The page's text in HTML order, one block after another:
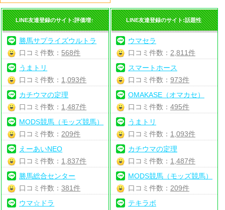
LINE友達登録のサイト:評価増↑
勝馬サプライズウルトラ
口コミ件数： 568件
うまトリ
口コミ件数： 1,093件
カチウマの定理
口コミ件数： 1,487件
MODS競馬（モッズ競馬）
口コミ件数： 209件
えーあいNEO
口コミ件数： 1,837件
勝馬総合センター
口コミ件数：381件
ウマ☆ドラ
LINE友達登録のサイト:話題性
ウマセラ
口コミ件数： 2,811件
スマートホース
口コミ件数： 973件
OMAKASE（オマカセ）
口コミ件数： 495件
うまトリ
口コミ件数： 1,093件
カチウマの定理
口コミ件数： 1,487件
MODS競馬（モッズ競馬）
口コミ件数： 209件
テキラボ